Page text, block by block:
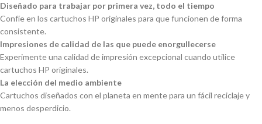
Diseñado para trabajar por primera vez, todo el tiempo
Confíe en los cartuchos HP originales para que funcionen de forma
consistente.
Impresiones de calidad de las que puede enorgullecerse
Experimente una calidad de impresión excepcional cuando utilice
cartuchos HP originales.
La elección del medio ambiente
Cartuchos diseñados con el planeta en mente para un fácil reciclaje y
menos desperdicio.